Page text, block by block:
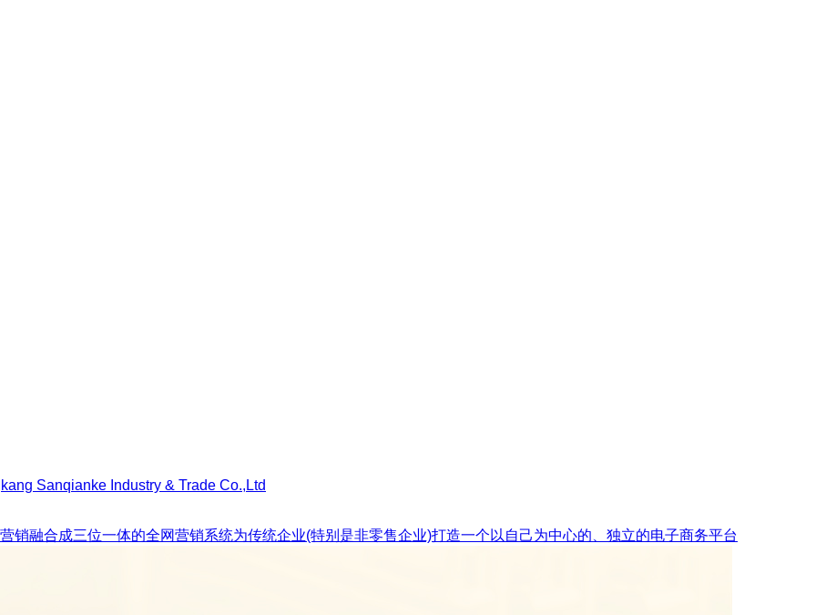
销融合成三位一体的全网营销系统为传统企业(特别是非零售企业)打造一个以自己为中心的、独立的电子商务平台